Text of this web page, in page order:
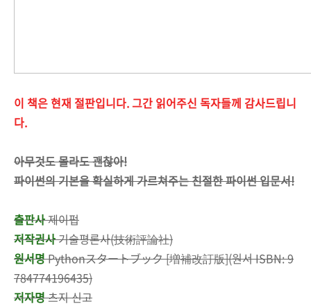
이 책은 현재 절판입니다. 그간 읽어주신 독자들께 감사드립니
다.
아무것도 몰라도 괜찮아!
파이썬의 기본을 확실하게 가르쳐주는 친절한 파이썬 입문서!
출판사제이펍
저작권사기술평론사(技術評論社)
원서명Pythonスタートブック [増補改訂版](원서 ISBN: 9
784774196435)
저자명츠지 신고